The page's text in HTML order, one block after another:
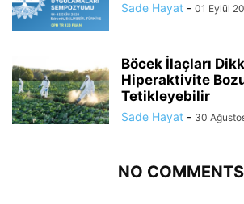
Sade Hayat - 01 Eylül
Böcek İlaçları
Hiperaktivite
Tetikleyebilir
Sade Hayat - 30
NO COMMENTS